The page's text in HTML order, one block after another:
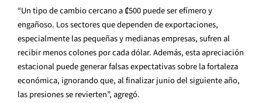
“Un tipo de cambio cercano a ₡500 puede ser efímero y
engañoso. Los sectores que dependen de exportaciones,
especialmente las pequeñas y medianas empresas, sufren al
recibir menos colones por cada dólar. Además, esta apreciación
estacional puede generar falsas expectativas sobre la fortaleza
económica, ignorando que, al finalizar junio del siguiente año,
las presiones se revierten”, agregó.